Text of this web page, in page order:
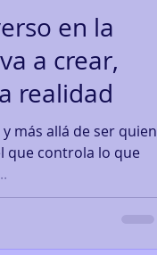
en la
a crear,
realidad
más allá de ser quien
que controla lo que